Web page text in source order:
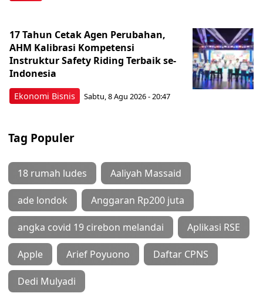
Ekonomi Bisnis
17 Tahun Cetak Agen Perubahan,
AHM Kalibrasi Kompetensi
Instruktur Safety Riding Terbaik se-
Indonesia
Sabtu, 8 Agu 2026 - 20:47
Tag Populer
18 rumah ludes Aaliyah Massaid
ade londok Anggaran Rp200 juta
angka covid 19 cirebon melandai Aplikasi RSE
Apple Arief Poyuono Daftar CPNS
Dedi Mulyadi